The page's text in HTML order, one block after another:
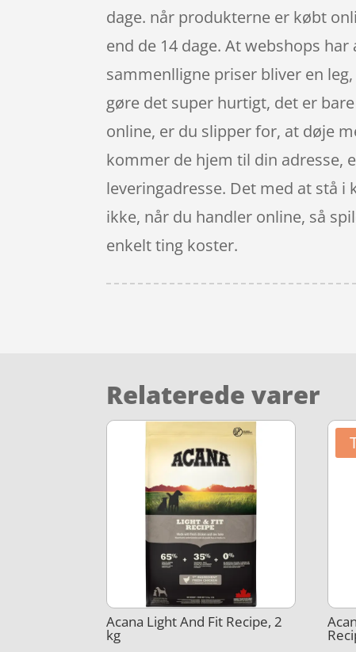
dage. når produkterne er købt
end de 14 dage. At webshops
sammenlligne priser bliver en
gøre det super hurtigt, det er
online, er du slipper for, at døje
kommer de hjem til din adresse,
leveringadresse. Det med at stå
ikke, når du handler online, så
enkelt ting koster.
Relaterede varer
Acana Light And Fit Recipe, 2
kg